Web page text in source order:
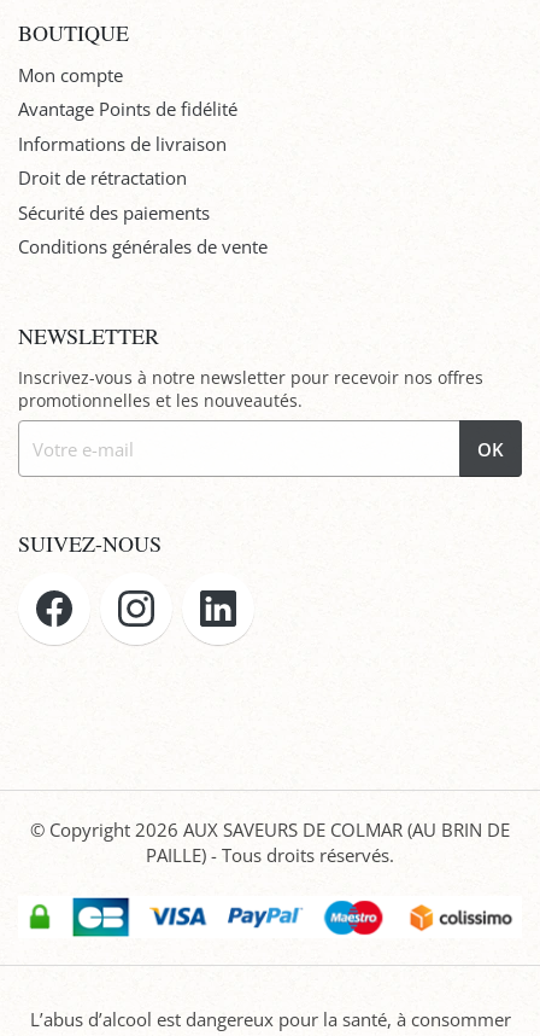
BOUTIQUE
Mon compte
Avantage Points de fidélité
Informations de livraison
Droit de rétractation
Sécurité des paiements
Conditions générales de vente
NEWSLETTER
Inscrivez-vous à notre newsletter pour recevoir nos offres
promotionnelles et les nouveautés.
OK
SUIVEZ-NOUS
© Copyright 2026 AUX SAVEURS DE COLMAR (AU BRIN DE
PAILLE) - Tous droits réservés.
L’abus d’alcool est dangereux pour la santé, à consommer